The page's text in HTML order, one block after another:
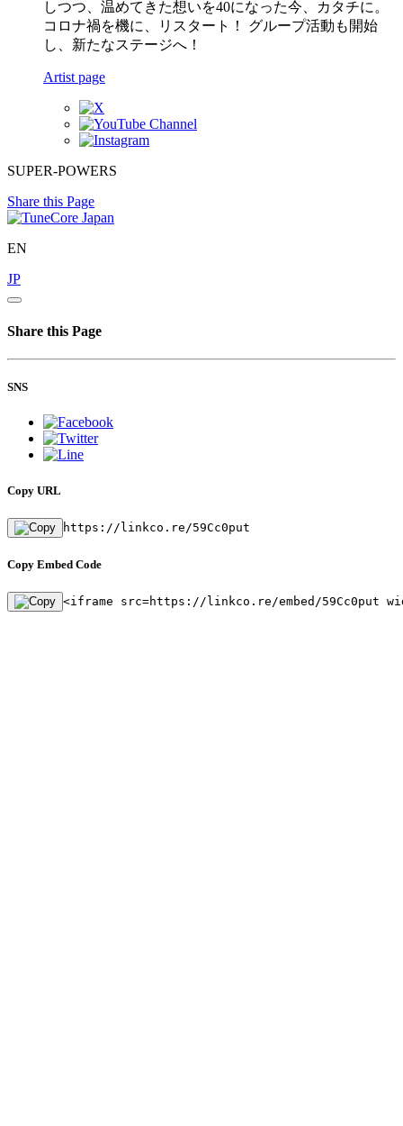
しつつ、温めてきた想いを40になった今、カタチに。
コロナ禍を機に、リスタート！ グループ活動も開始
し、新たなステージへ！
Artist page
SUPER-POWERS
Share this Page
EN
JP
Share this Page
SNS
Copy URL
https://linkco.re/59Cc0put
Copy Embed Code
<iframe src=https://linkco.re/embed/59Cc0put